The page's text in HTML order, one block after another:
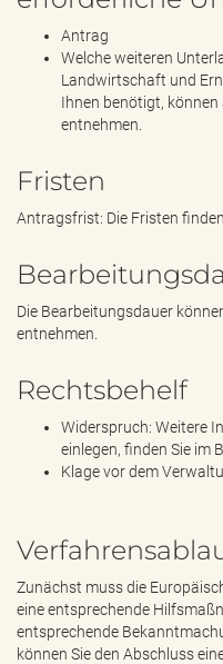
Antrag
Welche weiteren
Landwirtschaft und
Ihnen benötigt,
entnehmen.
Fristen
Antragsfrist: Die Fristen
Die Bearbeitungsdauer
entnehmen.
Rechtsbehelf
Widerspruch: Weitere
einlegen, finden Sie im
Klage vor dem
Zunächst muss die
eine entsprechende
entsprechende
können Sie den Abschluss